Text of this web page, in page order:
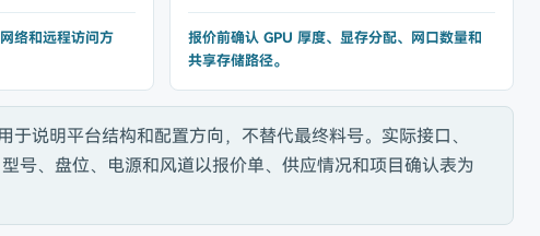
络和远程访问方
报价前确认 GPU 厚度、显存分配、网口数量和
共享存储路径。
于说明平台结构和配置方向，不替代最终料号。实际接口、
型号、盘位、电源和风道以报价单、供应情况和项目确认表为